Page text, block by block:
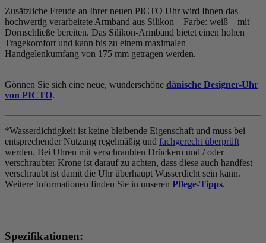
Zusätzliche Freude an Ihrer neuen PICTO Uhr wird Ihnen das
hochwertig verarbeitete Armband aus Silikon – Farbe: weiß – mit
Dornschließe bereiten. Das Silikon-Armband bietet einen hohen
Tragekomfort und kann bis zu einem maximalen
Handgelenkumfang von 175 mm getragen werden.
Gönnen Sie sich eine neue, wunderschöne dänische Designer-Uhr
von PICTO.
*Wasserdichtigkeit ist keine bleibende Eigenschaft und muss bei
entsprechender Nutzung regelmäßig und fachgerecht überprüft
werden. Bei Uhren mit verschraubten Drückern und / oder
verschraubter Krone ist darauf zu achten, dass diese auch handfest
verschraubt ist damit die Uhr überhaupt Wasserdicht sein kann.
Weitere Informationen finden Sie in unseren Pflege-Tipps.
Spezifikationen: